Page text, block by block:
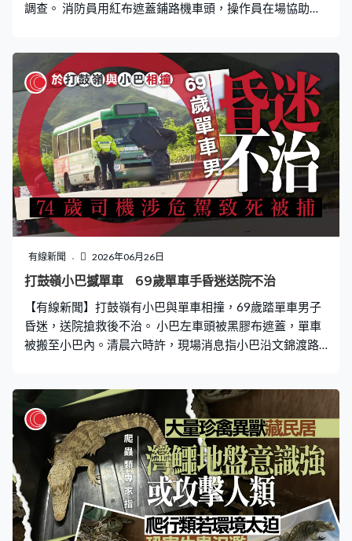
調查。 消防員用紅布遮蓋鋪路機車頭，操作員在場協助調
迷，消防員趕到將他救出，當場證實死亡。意外原因有待
調查。 運動場因進行翻新工程，今年一月初至九月底暫停
開放。
有線新聞 2026年06月26日
打鼓嶺小巴撼單車 69歲單車手昏迷送院不治
【有線新聞】打鼓嶺有小巴與單車相撞，69歲踏單車男子
昏迷，送院搶救後不治。 小巴左車頭被黑膠布遮蓋，單車
被搬至小巴內。清晨六時許，現場消息指小巴沿文錦渡路
亦受傷送院。74歲司機涉嫌危險駕駛引致他人死亡被捕，
意外原因有待調查。